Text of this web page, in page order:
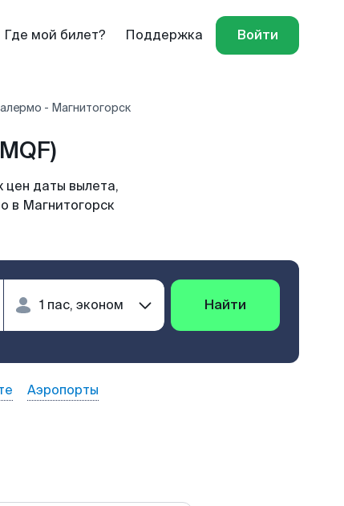
Где мой билет? Поддержка Войти
- Магнитогорск
цен даты вылета,
в Магнитогорск
Найти
Аэропорты